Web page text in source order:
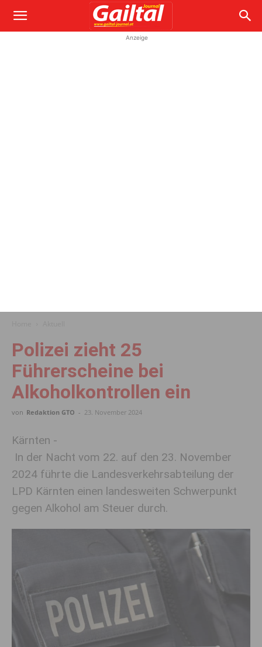
Anzeige
Polizei zieht 25
Führerscheine bei
Alkoholkontrollen ein
von Redaktion GTO - 23. November 2024
Kärnten -
In der Nacht vom 22. auf den 23. November
2024 führte die Landesverkehrsabteilung der
LPD Kärnten einen landesweiten Schwerpunkt
gegen Alkohol am Steuer durch.